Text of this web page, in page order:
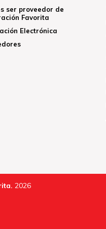
ser proveedor de
Favorita
Electrónica
2026